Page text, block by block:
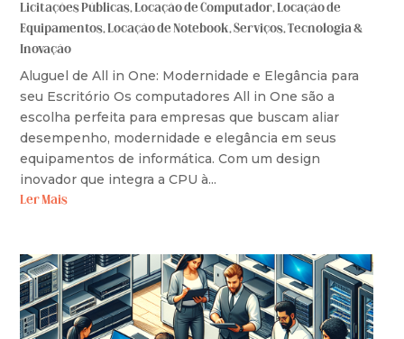
Licitações Públicas,Locação de Computador,Locação de
Equipamentos,Locação de Notebook,Serviços,Tecnologia &
Inovação
Aluguel de All in One: Modernidade e Elegância para
seu Escritório Os computadores All in One são a
escolha perfeita para empresas que buscam aliar
desempenho, modernidade e elegância em seus
equipamentos de informática. Com um design
inovador que integra a CPU à...
Ler Mais